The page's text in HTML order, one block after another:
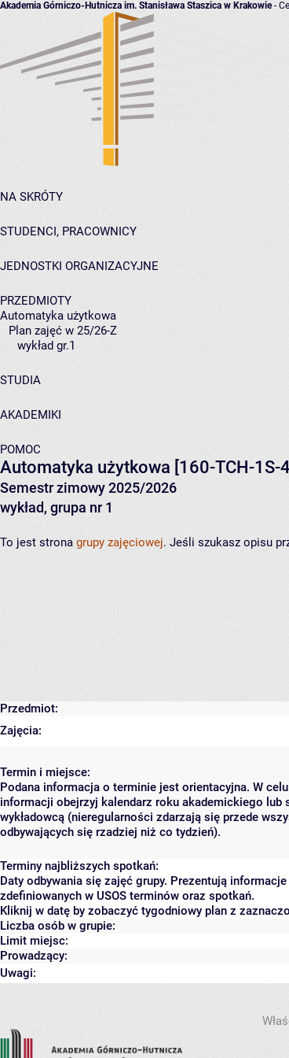
Akademia Górniczo-Hutnicza im. Stanisława Staszica w Krakowie-
NA SKRÓTY
STUDENCI, PRACOWNICY
JEDNOSTKI ORGANIZACYJNE
PRZEDMIOTY
Automatyka użytkowa
Plan zajęć w 25/26-Z
wykład gr.1
STUDIA
AKADEMIKI
POMOC
Automatyka użytkowa [160-TCH-1S-
Semestr zimowy 2025/2026
wykład, grupa nr 1
To jest strona grupy zajęciowej. Jeśli szukasz opisu
Przedmiot:
Zajęcia:
Termin i miejsce:
Podana informacja o terminie jest orientacyjna. W
informacji obejrzyj kalendarz roku akademickiego lub
wykładowcą (nieregularności zdarzają się przede
odbywających się rzadziej niż co tydzień).
Terminy najbliższych spotkań:
Daty odbywania się zajęć grupy. Prezentują
zdefiniowanych w USOS terminów oraz spotkań.
Kliknij w datę by zobaczyć tygodniowy plan z
Liczba osób w grupie:
Limit miejsc:
Prowadzący:
Uwagi: